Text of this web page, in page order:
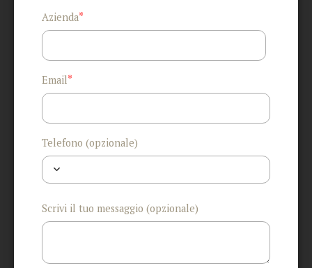
Azienda*
Email*
Telefono (opzionale)
Scrivi il tuo messaggio (opzionale)